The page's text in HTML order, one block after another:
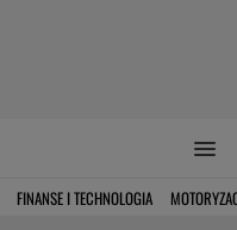
FINANSE I TECHNOLOGIA